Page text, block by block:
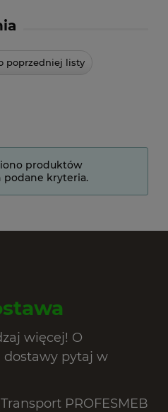
poprzedniej listy
produktów
podane kryteria.
więcej! O
dostawy pytaj w
PROFESMEB